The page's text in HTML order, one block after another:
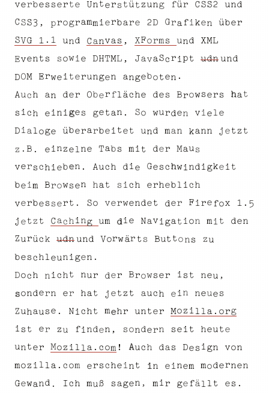
ver be sser t e U n ter s tü tzung für CSS2 und
CSS 3 , programmi er bare 2D Grafi ken ü ber
S V G 1 . 1 und Canvas , XForms und XML
Even t s s ow i e DHTML , J avaSc r i p t udn und
DOM Erwe i t erungen ange bo ten .
Auc h an der O ber fl äc he de s Brow ser s hat
s i c h e i n i ge s getan . So wurden v i e l e
D i al oge überar be i te t und man kann j etz t
z .B . e i nz e l ne Tab s mi t der Mau s
ver sc h i e ben . Auc h d i e Gesc hw i nd i gke i t
be im Brow sen hat s i c h erhe b l i c h
ver be s s ert . So verwende t der F i re fox 1 . 5
j e tz t Cac h i ng um di e N av i gat i on mi t den
Zurüc k udn und V orwär t s But to n s zu
be sc h l eun i gen .
Doc h n i c h t nur der Brow ser i s t neu ,
sondern er hat j e tz t auc h e i n neue s
Zuhau se . N i c h t mehr un ter Moz i l l a . org
i s t er zu fi nden , sondern se i t heu te
un ter Moz i l l a . c om ! Auc h das De s i gn von
moz i l l a. c om er sc he i n t in e i nem modernen
Gewand . I c h muß sagen , mi r ge fäl l t es .